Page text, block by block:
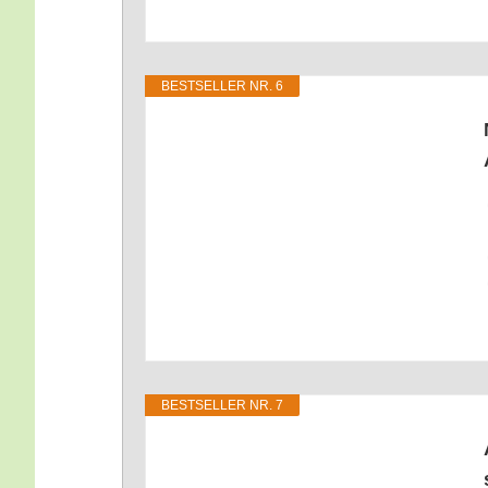
BEST­SEL­LER NR. 6
BEST­SEL­LER NR. 7